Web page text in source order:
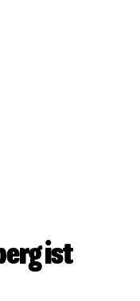
ist